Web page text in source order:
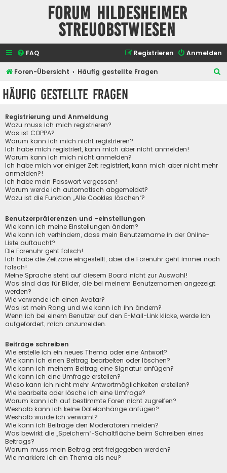
Forum Hildesheimer
Streuobstwiesen
FAQ Anmelden
Registrieren
Foren-Übersicht Häufig gestellte Fragen
Häufig gestellte Fragen
Registrierung und Anmeldung
Wozu muss ich mich registrieren?
Was ist COPPA?
Warum kann ich mich nicht registrieren?
Ich habe mich registriert, kann mich aber nicht anmelden!
Warum kann ich mich nicht anmelden?
Ich habe mich vor einiger Zeit registriert, kann mich aber nicht mehr
anmelden?!
Ich habe mein Passwort vergessen!
Warum werde ich automatisch abgemeldet?
Wozu ist die Funktion „Alle Cookies löschen“?
Benutzerpräferenzen und -einstellungen
Wie kann ich meine Einstellungen ändern?
Wie kann ich verhindern, dass mein Benutzername in der Online-
Liste auftaucht?
Die Forenuhr geht falsch!
Ich habe die Zeitzone eingestellt, aber die Forenuhr geht immer noch
falsch!
Meine Sprache steht auf diesem Board nicht zur Auswahl!
Was sind das für Bilder, die bei meinem Benutzernamen angezeigt
werden?
Wie verwende ich einen Avatar?
Was ist mein Rang und wie kann ich ihn ändern?
Wenn ich bei einem Benutzer auf den E-Mail-Link klicke, werde ich
aufgefordert, mich anzumelden.
Beiträge schreiben
Wie erstelle ich ein neues Thema oder eine Antwort?
Wie kann ich einen Beitrag bearbeiten oder löschen?
Wie kann ich meinem Beitrag eine Signatur anfügen?
Wie kann ich eine Umfrage erstellen?
Wieso kann ich nicht mehr Antwortmöglichkeiten erstellen?
Wie bearbeite oder lösche ich eine Umfrage?
Warum kann ich auf bestimmte Foren nicht zugreifen?
Weshalb kann ich keine Dateianhänge anfügen?
Weshalb wurde ich verwarnt?
Wie kann ich Beiträge den Moderatoren melden?
Was bewirkt die „Speichern“-Schaltfläche beim Schreiben eines
Beitrags?
Warum muss mein Beitrag erst freigegeben werden?
Wie markiere ich ein Thema als neu?